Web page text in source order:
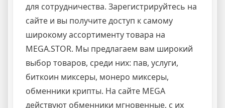
для сотрудничества. Зарегистрируйтесь на
сайте и вы получите доступ к самому
широкому ассортименту товара на
MEGA.STOR. Мы предлагаем вам широкий
выбор товаров, среди них: пав, услуги,
биткоин миксеры, монеро миксеры,
обменники крипты. На сайте MEGA
действуют обменники мгновенные, с их